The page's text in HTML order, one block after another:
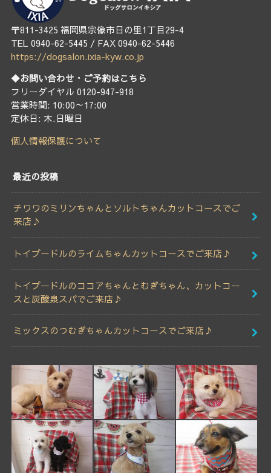
〒811-3425 福岡県宗像市日の里1丁目29-4
TEL 0940-62-5445 / FAX 0940-62-5446
https://dogsalon.ixia-kyw.co.jp
◆お問い合わせ・ご予約はこちら
フリーダイヤル 0120-947-918
営業時間: 10:00～17:00
定休日: 木.日曜日
個人情報保護について
最近の投稿
チワワのミリンちゃんとソルトちゃんカットコースでご
来店♪
トイプードルのライムちゃんカットコースでご来店♪
トイプードルのココアちゃんとむぎちゃん、カットコー
スと炭酸泉スパでご来店♪
ミックスのつむぎちゃんカットコースでご来店♪